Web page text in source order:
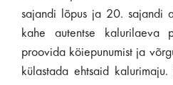
sajandi lõpus ja 20. sajandi
kahe autentse kalurilaeva
proovida köiepunumist ja
külastada ehtsaid